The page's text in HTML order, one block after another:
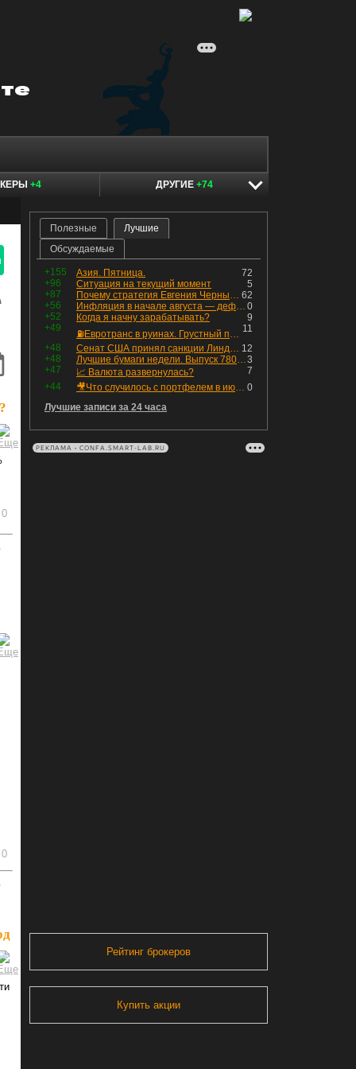
+4 ДРУГИЕ +74
0
0
Полезные
Лучшие
Обсуждаемые
+155 72
Азия. Пятница.
+96
5
Ситуация на текущий момент
+87
62
Почему стратегия Евгения Черных приведет вас к убыткам в 2026 году
+56
0
Инфляция в начале августа — дефляция из-за топлива и плодоовощной корзины, но услуги продолжают дорожать, а рубль начал ослабевать.
+52
9
Когда я начну зарабатывать?
+49
11
⛽️Евротранс в руинах. Грустный пост😶😞 Что изменилось в облигациях?
+48
12
Сенат США принял санкции Линдси Грэма против России
+48
3
Лучшие бумаги недели. Выпуск 780 – обновления для пятницы
+47
7
📈 Валюта развернулась?
+44
0
🎥Что случилось с портфелем в июле - честный разбор / Инвестировать Просто
Лучшие записи за 24 часа
РЕКЛАМА • CONFA.SMART-LAB.RU
Рейтинг брокеров
Купить акции